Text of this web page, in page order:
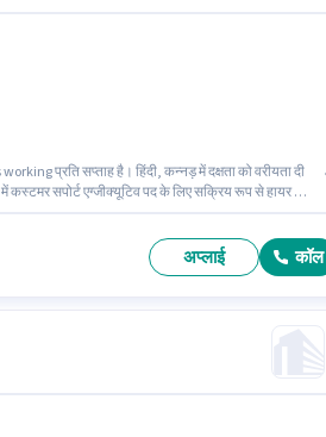
प्रति सप्ताह है। हिंदी, कन्नड़ में दक्षता को वरीयता दी
सपोर्ट एग्जीक्यूटिव पद के लिए सक्रिय रूप से हायर कर
अप्लाई कॉल